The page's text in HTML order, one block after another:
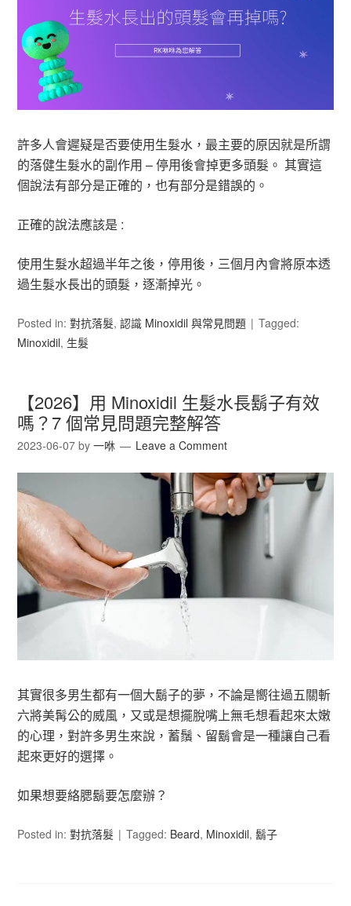
許多人會遲疑是否要使用生髮水，最主要的原因就是所謂
的落健生髮水的副作用 – 停用後會掉更多頭髮。 其實這
個說法有部分是正確的，也有部分是錯誤的。
正確的說法應該是 :
使用生髮水超過半年之後，停用後，三個月內會將原本透
過生髮水長出的頭髮，逐漸掉光。
Posted in:對抗落髮,認識 Minoxidil 與常見問題
Tagged:
Minoxidil, 生髮
【2026】用 Minoxidil 生髮水長鬍子有效
嗎？7 個常見問題完整解答
2023-06-07 by一咻 Leave a Comment
其實很多男生都有一個大鬍子的夢，不論是嚮往過五關斬
六將美髯公的威風，又或是想擺脫嘴上無毛想看起來太嫩
的心理，對許多男生來說，蓄鬚、留鬍會是一種讓自己看
起來更好的選擇。
如果想要絡腮鬍要怎麼辦？
Posted in:對抗落髮 Tagged: Beard, Minoxidil,鬍子